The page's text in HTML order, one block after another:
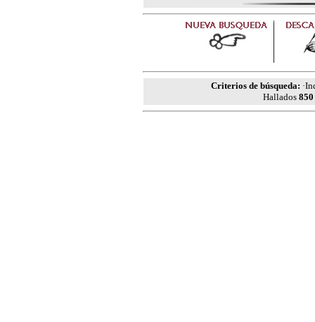
Criterios de búsqueda:
Hallados 850